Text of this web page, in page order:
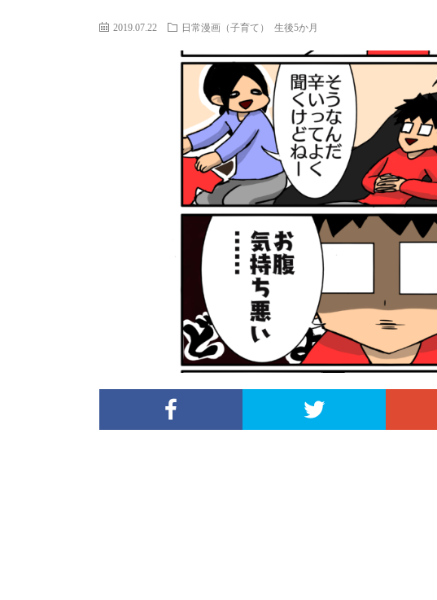
2019.07.22 日常漫画（子育て） 生後5か月